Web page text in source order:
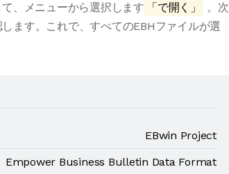
、メニューから選択します
「で開く」
。次
ます。これで、すべてのEBHファイルが選
EBwin Project
Empower Business Bulletin Data Format